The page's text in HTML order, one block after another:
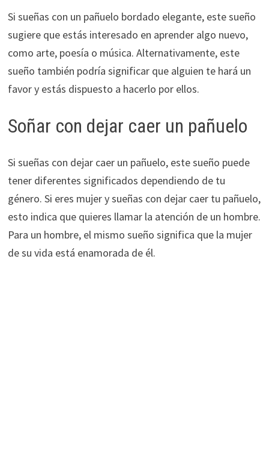
Si sueñas con un pañuelo bordado elegante, este sueño
sugiere que estás interesado en aprender algo nuevo,
como arte, poesía o música. Alternativamente, este
sueño también podría significar que alguien te hará un
favor y estás dispuesto a hacerlo por ellos.
Soñar con dejar caer un pañuelo
Si sueñas con dejar caer un pañuelo, este sueño puede
tener diferentes significados dependiendo de tu
género. Si eres mujer y sueñas con dejar caer tu pañuelo,
esto indica que quieres llamar la atención de un hombre.
Para un hombre, el mismo sueño significa que la mujer
de su vida está enamorada de él.